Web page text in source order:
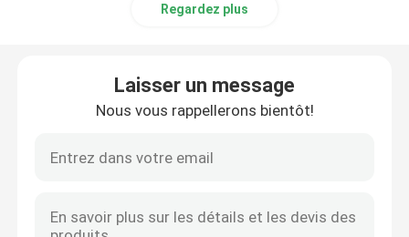
Presse de vulcanisation en caoutchouc
Ligne en caoutchouc reprise de feuille
Ligne de recyclage du plastique
Regardez plus
Laisser un message
Nous vous rappellerons bientôt!